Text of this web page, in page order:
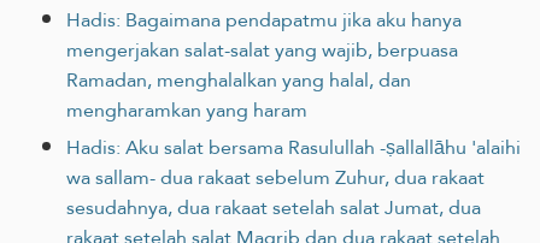
Hadis: Bagaimana pendapatmu jika aku hanya
mengerjakan salat-salat yang wajib, berpuasa
Ramadan, menghalalkan yang halal, dan
mengharamkan yang haram
Hadis: Aku salat bersama Rasulullah -ṣallallāhu 'alaihi
wa sallam- dua rakaat sebelum Zuhur, dua rakaat
sesudahnya, dua rakaat setelah salat Jumat, dua